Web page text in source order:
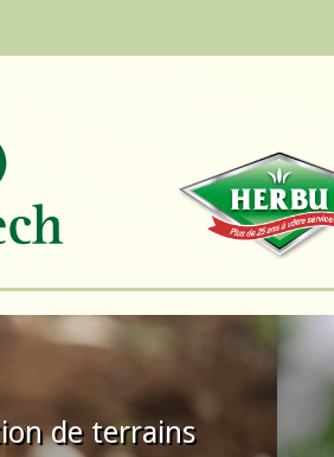
de terrains